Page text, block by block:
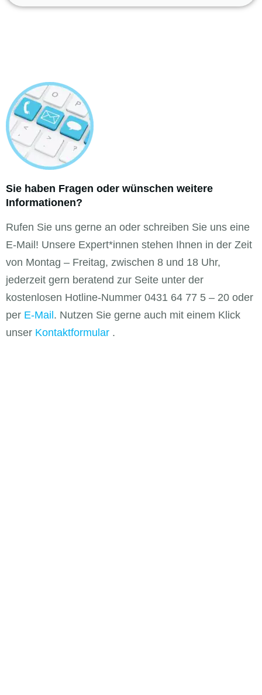
Sie haben Fragen oder wünschen weitere
Informationen?
Rufen Sie uns gerne an oder schreiben Sie uns eine
E-Mail! Unsere Expert*innen stehen Ihnen in der Zeit
von Montag – Freitag, zwischen 8 und 18 Uhr,
jederzeit gern beratend zur Seite unter der
kostenlosen Hotline-Nummer 0431 64 77 5 – 20 oder
per E-Mail . Nutzen Sie gerne auch mit einem Klick
unser Kontaktformular .